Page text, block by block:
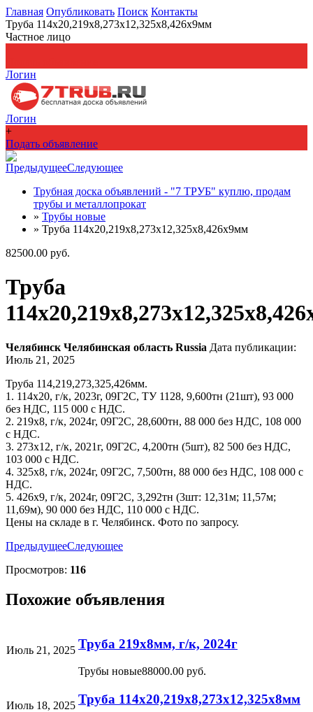
Главная Опубликовать Поиск Контакты
Труба 114х20,219х8,273х12,325х8,426х9мм
Частное лицо
Логин
Логин
+
Подать объявление
ПредыдущееСледующее
Трубная доска объявлений - "7 ТРУБ" куплю, продам
трубы и металлопрокат
» Трубы новые
» Труба 114х20,219х8,273х12,325х8,426х9мм
82500.00 руб.
Труба
Челябинск Челябинская область Russia Дата публикации:
Июль 21, 2025
Труба 114,219,273,325,426мм.
1. 114х20, г/к, 2023г, 09Г2С, ТУ 1128, 9,600тн (21шт), 93 000
без НДС, 115 000 с НДС.
2. 219х8, г/к, 2024г, 09Г2С, 28,600тн, 88 000 без НДС, 108 000
с НДС.
3. 273х12, г/к, 2021г, 09Г2С, 4,200тн (5шт), 82 500 без НДС,
103 000 с НДС.
4. 325х8, г/к, 2024г, 09Г2С, 7,500тн, 88 000 без НДС, 108 000 с
НДС.
5. 426х9, г/к, 2024г, 09Г2С, 3,292тн (3шт: 12,31м; 11,57м;
11,69м), 90 000 без НДС, 110 000 с НДС.
Цены на складе в г. Челябинск. Фото по запросу.
ПредыдущееСледующее
Просмотров: 116
Похожие объявления
Июль 21, 2025 Труба 219х8мм, г/к, 2024г
Трубы новые88000.00 руб.
Июль 18, 2025 Труба 114х20,219х8,273х12,325х8мм